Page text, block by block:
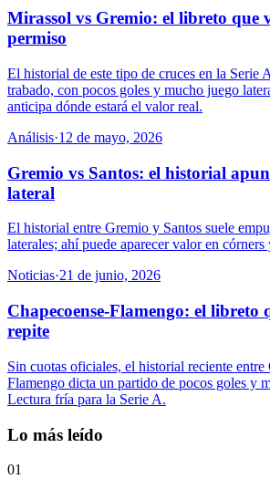
Mirassol vs Gremio: el libreto que
permiso
El historial de este tipo de cruces en la Serie
trabado, con pocos goles y mucho juego
anticipa dónde estará el valor real.
Análisis·12 de mayo, 2026
Gremio vs Santos: el historial
lateral
El historial entre Gremio y Santos suele
laterales; ahí puede aparecer valor en córners
Noticias·21 de junio, 2026
Chapecoense-Flamengo: el libreto
repite
Sin cuotas oficiales, el historial reciente entre
Flamengo dicta un partido de pocos goles y
Lectura fría para la Serie A.
Lo más leído
01